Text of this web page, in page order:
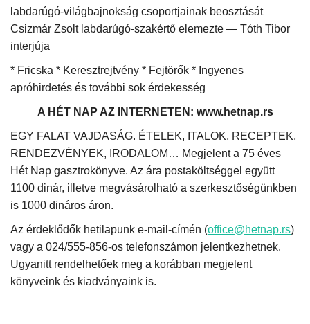
labdarúgó-világbajnokság csoportjainak beosztását
Csizmár Zsolt labdarúgó-szakértő elemezte — Tóth Tibor
interjúja
* Fricska * Keresztrejtvény * Fejtörők * Ingyenes
apróhirdetés és további sok érdekesség
A HÉT NAP AZ INTERNETEN: www.hetnap.rs
EGY FALAT VAJDASÁG. ÉTELEK, ITALOK, RECEPTEK,
RENDEZVÉNYEK, IRODALOM… Megjelent a 75 éves
Hét Nap gasztrokönyve. Az ára postaköltséggel együtt
1100 dinár, illetve megvásárolható a szerkesztőségünkben
is 1000 dináros áron.
Az érdeklődők hetilapunk e-mail-címén (office@hetnap.rs)
vagy a 024/555-856-os telefonszámon jelentkezhetnek.
Ugyanitt rendelhetőek meg a korábban megjelent
könyveink és kiadványaink is.